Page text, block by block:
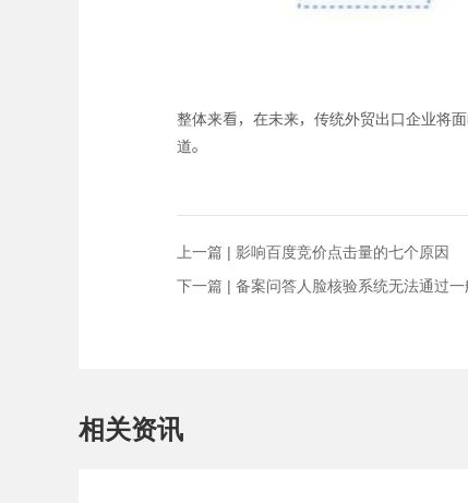
整体来看，在未来，传统外贸出口企业将
道。
上一篇 | 影响百度竞价点击量的七个原因
下一篇 | 备案问答人脸核验系统无法通过一
相关资讯